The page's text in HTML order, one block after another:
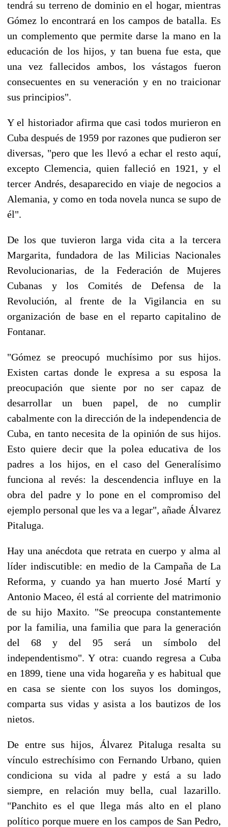
tendrá su terreno de dominio en el hogar, mientras
Gómez lo encontrará en los campos de batalla. Es
un complemento que permite darse la mano en la
educación de los hijos, y tan buena fue esta, que
una vez fallecidos ambos, los vástagos fueron
consecuentes en su veneración y en no traicionar
sus principios".
Y el historiador afirma que casi todos murieron en
Cuba después de 1959 por razones que pudieron ser
diversas, "pero que les llevó a echar el resto aquí,
excepto Clemencia, quien falleció en 1921, y el
tercer Andrés, desaparecido en viaje de negocios a
Alemania, y como en toda novela nunca se supo de
él".
De los que tuvieron larga vida cita a la tercera
Margarita, fundadora de las Milicias Nacionales
Revolucionarias, de la Federación de Mujeres
Cubanas y los Comités de Defensa de la
Revolución, al frente de la Vigilancia en su
organización de base en el reparto capitalino de
Fontanar.
"Gómez se preocupó muchísimo por sus hijos.
Existen cartas donde le expresa a su esposa la
preocupación que siente por no ser capaz de
desarrollar un buen papel, de no cumplir
cabalmente con la dirección de la independencia de
Cuba, en tanto necesita de la opinión de sus hijos.
Esto quiere decir que la polea educativa de los
padres a los hijos, en el caso del Generalísimo
funciona al revés: la descendencia influye en la
obra del padre y lo pone en el compromiso del
ejemplo personal que les va a legar", añade Álvarez
Pitaluga.
Hay una anécdota que retrata en cuerpo y alma al
líder indiscutible: en medio de la Campaña de La
Reforma, y cuando ya han muerto José Martí y
Antonio Maceo, él está al corriente del matrimonio
de su hijo Maxito. "Se preocupa constantemente
por la familia, una familia que para la generación
del 68 y del 95 será un símbolo del
independentismo". Y otra: cuando regresa a Cuba
en 1899, tiene una vida hogareña y es habitual que
en casa se siente con los suyos los domingos,
comparta sus vidas y asista a los bautizos de los
nietos.
De entre sus hijos, Álvarez Pitaluga resalta su
vínculo estrechísimo con Fernando Urbano, quien
condiciona su vida al padre y está a su lado
siempre, en relación muy bella, cual lazarillo.
"Panchito es el que llega más alto en el plano
político porque muere en los campos de San Pedro,